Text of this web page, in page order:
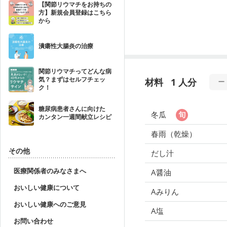
【関節リウマチをお持ちの
方】新規会員登録はこちら
から
潰瘍性大腸炎の治療
関節リウマチってどんな病
気？まずはセルフチェッ
ク！
糖尿病患者さんに向けた
カンタン一週間献立レシピ
その他
医療関係者のみなさまへ
おいしい健康について
おいしい健康へのご意見
お問い合わせ
材料 1 人分
冬瓜
春雨（乾燥）
だし汁
A醤油
Aみりん
A塩